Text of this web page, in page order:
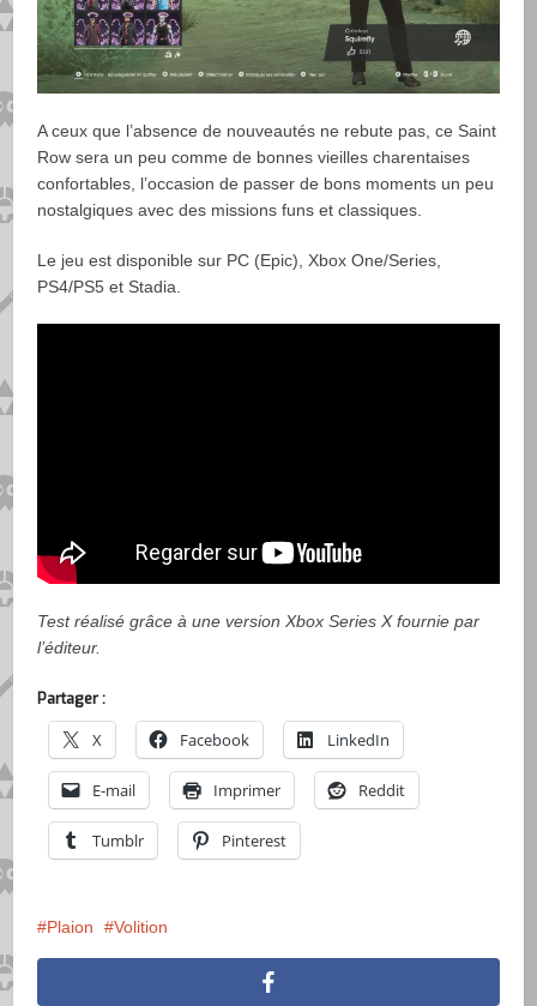
A ceux que l’absence de nouveautés ne rebute pas, ce Saint
Row sera un peu comme de bonnes vieilles charentaises
confortables, l’occasion de passer de bons moments un peu
nostalgiques avec des missions funs et classiques.
Le jeu est disponible sur PC (Epic), Xbox One/Series,
PS4/PS5 et Stadia.
Test réalisé grâce à une version Xbox Series X fournie par
l’éditeur.
Partager :
X Facebook LinkedIn
E-mail Imprimer Reddit
Tumblr Pinterest
Plaion Volition